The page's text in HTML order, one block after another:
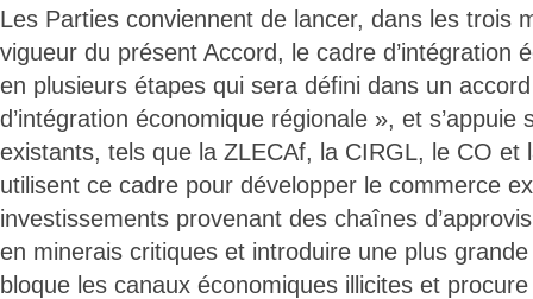
Les Parties conviennent de lancer, dans les trois
vigueur du présent Accord, le cadre d’intégration
en plusieurs étapes qui sera défini dans un
d’intégration économique régionale », et s’appuie
existants, tels que la ZLECAf, la CIRGL, le CO et
utilisent ce cadre pour développer le commerce
investissements provenant des chaînes
en minerais critiques et introduire une plus
bloque les canaux économiques illicites et